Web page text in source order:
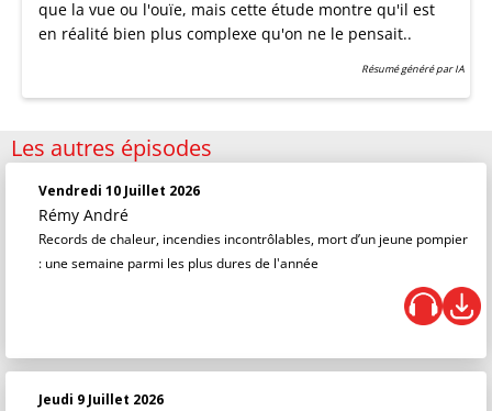
que la vue ou l'ouïe, mais cette étude montre qu'il est
en réalité bien plus complexe qu'on ne le pensait..
Résumé généré par IA
Les autres épisodes
Vendredi 10 Juillet 2026
Rémy André
Records de chaleur, incendies incontrôlables, mort d’un jeune pompier
: une semaine parmi les plus dures de l'année
Jeudi 9 Juillet 2026